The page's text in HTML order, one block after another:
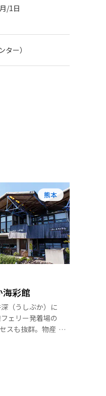
/1日
ー）
熊本
海彩館
（うしぶか）に
ェリー発着場の
スも抜群。物産